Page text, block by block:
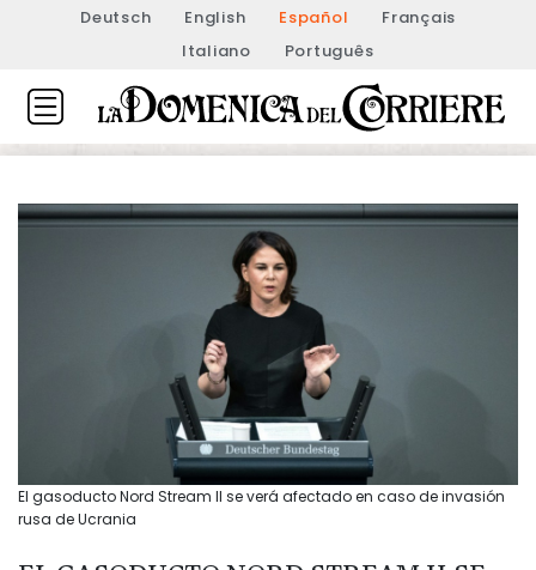
Deutsch English Español
Français
Italiano
Português
El gasoducto Nord Stream II se verá afectado en caso de invasión
rusa de Ucrania